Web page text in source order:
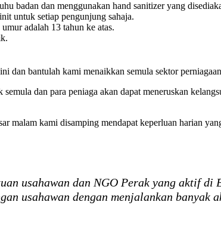
badan dan menggunakan hand sanitizer yang
untuk setiap pengunjung sahaja.
adalah 13 tahun ke atas.
dan bantulah kami menaikkan semula sektor
dan para peniaga akan dapat meneruskan
malam kami disamping mendapat keperluan harian
usahawan dan NGO Perak yang aktif di
usahawan dengan menjalankan banyak